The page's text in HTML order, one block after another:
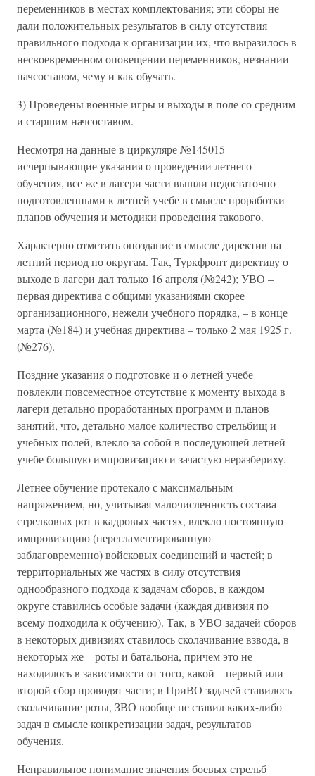
переменников в местах комплектования; эти сборы не
дали положительных результатов в силу отсутствия
правильного подхода к организации их, что выразилось в
несвоевременном оповещении переменников, незнании
начсоставом, чему и как обучать.
3) Проведены военные игры и выходы в поле со средним
и старшим начсоставом.
Несмотря на данные в циркуляре №145015
исчерпывающие указания о проведении летнего
обучения, все же в лагери части вышли недостаточно
подготовленными к летней учебе в смысле проработки
планов обучения и методики проведения такового.
Характерно отметить опоздание в смысле директив на
летний период по округам. Так, Туркфронт директиву о
выходе в лагери дал только 16 апреля (№242); УВО –
первая директива с общими указаниями скорее
организационного, нежели учебного порядка, – в конце
марта (№184) и учебная директива – только 2 мая 1925 г.
(№276).
Поздние указания о подготовке и о летней учебе
повлекли повсеместное отсутствие к моменту выхода в
лагери детально проработанных программ и планов
занятий, что, детально малое количество стрельбищ и
учебных полей, влекло за собой в последующей летней
учебе большую импровизацию и зачастую неразбериху.
Летнее обучение протекало с максимальным
напряжением, но, учитывая малочисленность состава
стрелковых рот в кадровых частях, влекло постоянную
импровизацию (нерегламентированную
заблаговременно) войсковых соединений и частей; в
территориальных же частях в силу отсутствия
однообразного подхода к задачам сборов, в каждом
округе ставились особые задачи (каждая дивизия по
всему подходила к обучению). Так, в УВО задачей сборов
в некоторых дивизиях ставилось сколачивание взвода, в
некоторых же – роты и батальона, причем это не
находилось в зависимости от того, какой – первый или
второй сбор проводят части; в ПриВО задачей ставилось
сколачивание роты, ЗВО вообще не ставил каких-либо
задач в смысле конкретизации задач, результатов
обучения.
Неправильное понимание значения боевых стрельб